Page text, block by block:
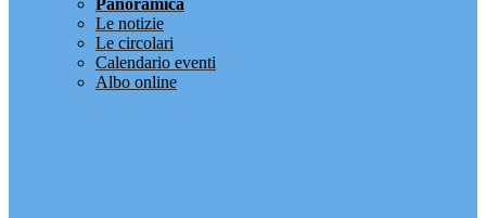
Panoramica
Le notizie
Le circolari
Calendario eventi
Albo online